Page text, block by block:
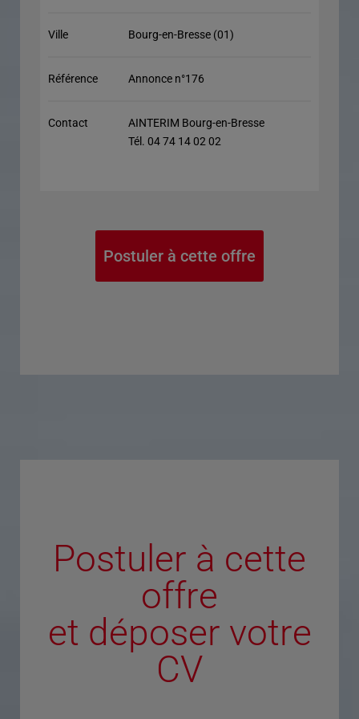
Ville Bourg-en-Bresse (01)
Référence Annonce n°176
Contact
AINTERIM Bourg-en-Bresse
Tél. 04 74 14 02 02
Postuler à cette offre
Postuler à cette
offre
et déposer votre
CV